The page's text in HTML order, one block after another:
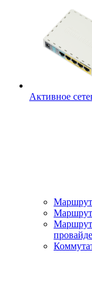
Активное